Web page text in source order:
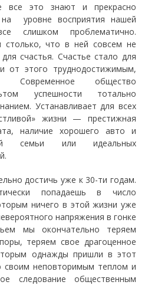
все это знают и прекрасно
уровне восприятия нашей
слишком проблематично.
что в ней совсем не
счастья. Счастье стало для
от этого труднодостижимым,
Современное общество
успешности тотально
Устанавливает для всех
жизни — престижная
наличие хорошего авто и
семьи или идеальных
достичь уже к 30-ти годам.
попадаешь в число
ничего в этой жизни уже
напряжения в гонке
мы окончательно теряем
теряем свое драгоценное
однажды пришли в этот
своим неповторимым теплом и
следование общественным